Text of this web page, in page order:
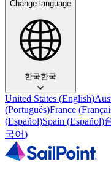
Change language
한국한국
United States (English)
(Português)France (
(Español)Spain (Español)
국어)